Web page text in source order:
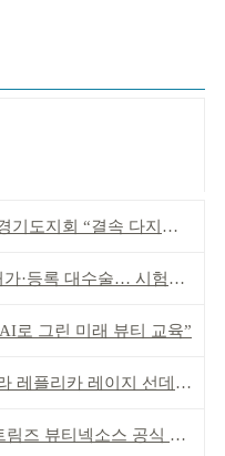
회 “결속 다지며 재도약 모색”
대수술… 시험자료 공용 허용
로 그린 미래 뷰티 교육”
카 레이지 선데이 모닝 디퓨저
즈 뷰티넥소스 공식 론칭